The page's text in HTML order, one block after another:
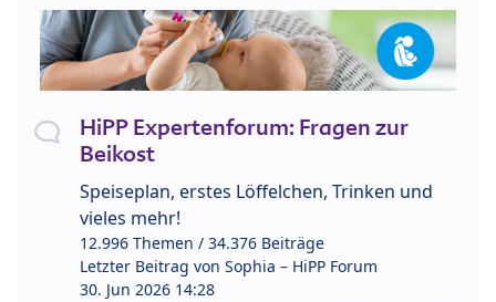
HiPP Expertenforum: Fragen zur
Beikost
Speiseplan, erstes Löffelchen, Trinken und
vieles mehr!
12.996 Themen / 34.376 Beiträge
Letzter Beitrag von Sophia – HiPP Forum
30. Jun 2026 14:28